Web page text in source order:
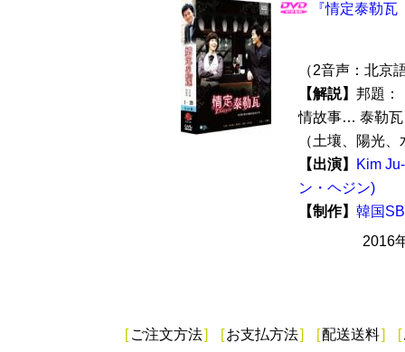
『情定泰勒
（2音声：北京
【解説】 邦題：
情故事… 泰勒瓦
（土壤、陽光
【出演】
Kim
ン・ヘジン)
【制作】 韓国
2016
[ ご注文方法] [お支払方法] [配送送料] [